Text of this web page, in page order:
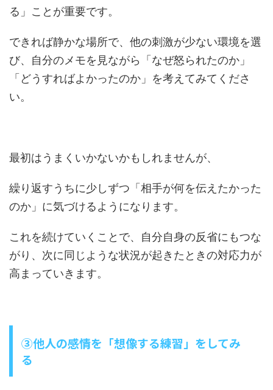
る」ことが重要です。
できれば静かな場所で、他の刺激が少ない環境を選
び、自分のメモを見ながら「なぜ怒られたのか」
「どうすればよかったのか」を考えてみてくださ
い。
最初はうまくいかないかもしれませんが、
繰り返すうちに少しずつ「相手が何を伝えたかった
のか」に気づけるようになります。
これを続けていくことで、自分自身の反省にもつな
がり、次に同じような状況が起きたときの対応力が
高まっていきます。
③他人の感情を「想像する練習」をしてみ
る